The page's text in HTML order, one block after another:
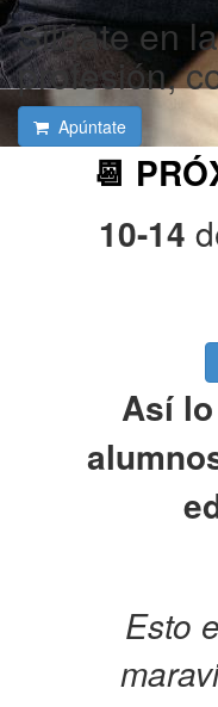
Sitúate en
profesión,
Apúntate
📆
10-14
Así
Esto